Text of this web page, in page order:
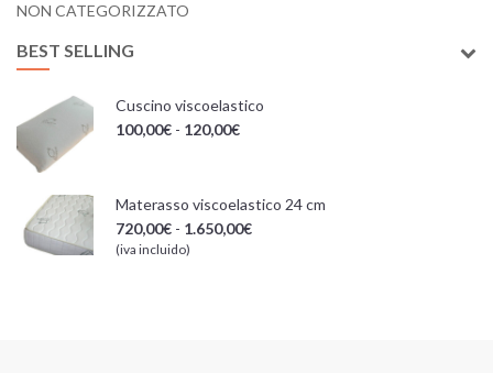
NON CATEGORIZZATO
BEST SELLING
Cuscino viscoelastico
100,00€ - 120,00€
Materasso viscoelastico 24 cm
720,00€ - 1.650,00€
(iva incluido)